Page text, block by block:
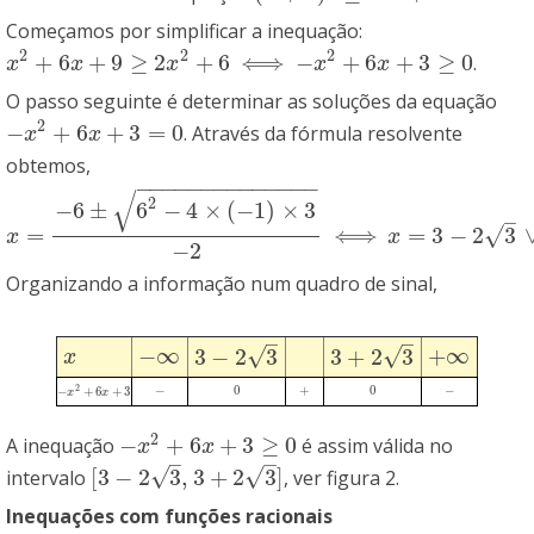
Começamos por simplificar a inequação:
x2 + 6x + 9 ≥ 2x2 + 6 ⟺ −x2 + 6x + 3 ≥ 0
x2+6x +9≥2x2 +6⟺−x 2+ 6x +3≥0
.
O passo seguinte é determinar as soluções da equação
−x2 + 6x + 3 = 0
−x2+ 6x +3= 0
. Através da fórmula resolvente
obtemos,
x =
−6 ± 62 − 4 × (−1) × 3
− −
−−−−−−−−−−−−
√
−2
⟺ x = 3 − 2 3
–
√
x= −6 ±62−4×(−1)×3−2⟺x=3−23∨x=3 +23
Organizando a informação num quadro de sinal,
x
x −∞
−∞ 3 − 2 3
–
√
3 −23 3 + 2 3
–
√
3 +2 3 +∞
+∞
−x2 +6x +3
−x2+ 6x+3 −
− 0
0 +
+ 0
0 −
−
A inequação −x2 + 6x + 3 ≥ 0
−x2+ 6x +3≥ 0
é assim válida no
intervalo [3 − 2 3
–
√ , 3 + 2 3
–
√ ]
3 −23,3+23 ]
, ver figura 2.
Inequações com funções racionais